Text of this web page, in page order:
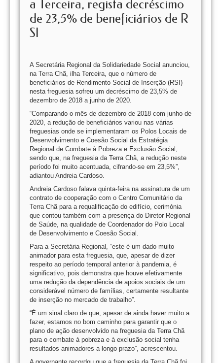
a Terceira, regista decréscimo
de 23,5% de beneficiários de R
SI
A Secretária Regional da Solidariedade Social anunciou,
na Terra Chã, ilha Terceira, que o número de
beneficiários de Rendimento Social de Inserção (RSI)
nesta freguesia sofreu um decréscimo de 23,5% de
dezembro de 2018 a junho de 2020.
“Comparando o mês de dezembro de 2018 com junho de
2020, a redução de beneficiários variou nas várias
freguesias onde se implementaram os Polos Locais de
Desenvolvimento e Coesão Social da Estratégia
Regional de Combate à Pobreza e Exclusão Social,
sendo que, na freguesia da Terra Chã, a redução neste
período foi muito acentuada, cifrando-se em 23,5%”,
adiantou Andreia Cardoso.
Andreia Cardoso falava quinta-feira na assinatura de um
contrato de cooperação com o Centro Comunitário da
Terra Chã para a requalificação do edifício, cerimónia
que contou também com a presença do Diretor Regional
de Saúde, na qualidade de Coordenador do Polo Local
de Desenvolvimento e Coesão Social.
Para a Secretária Regional, “este é um dado muito
animador para esta freguesia, que, apesar de dizer
respeito ao período temporal anterior à pandemia, é
significativo, pois demonstra que houve efetivamente
uma redução da dependência de apoios sociais de um
considerável número de famílias, certamente resultante
de inserção no mercado de trabalho”.
“É um sinal claro de que, apesar de ainda haver muito a
fazer, estamos no bom caminho para garantir que o
plano de ação desenvolvido na freguesia da Terra Chã
para o combate à pobreza e à exclusão social tenha
resultados animadores a longo prazo”, acrescentou.